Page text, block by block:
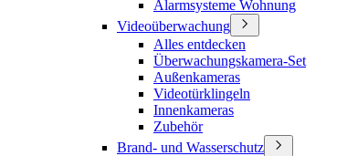
Alarmsysteme Wohnung
Videoüberwachung
Alles entdecken
Überwachungskamera-Set
Außenkameras
Videotürklingeln
Innenkameras
Zubehör
Brand- und Wasserschutz